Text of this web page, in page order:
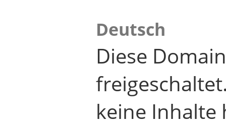
Deutsch
Diese
keine Inhalte